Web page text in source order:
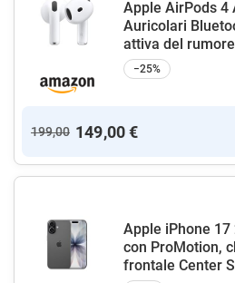
Apple AirPods 4
Auricolari
attiva del
−25%
199,00 149,00 €
Apple iPhone 17
con ProMotion,
frontale Center